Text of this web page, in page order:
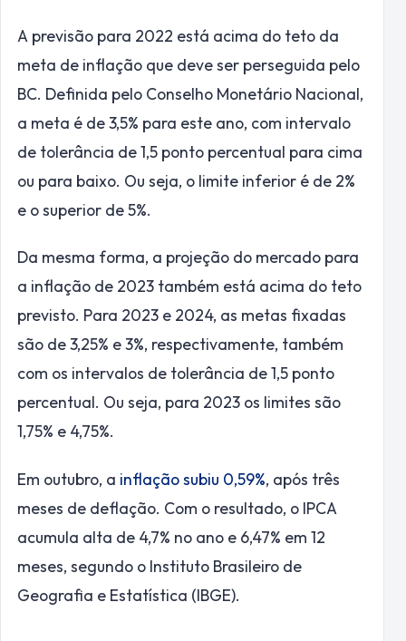
A previsão para 2022 está acima do teto da
meta de inflação que deve ser perseguida pelo
BC. Definida pelo Conselho Monetário Nacional,
a meta é de 3,5% para este ano, com intervalo
de tolerância de 1,5 ponto percentual para cima
ou para baixo. Ou seja, o limite inferior é de 2%
e o superior de 5%.
Da mesma forma, a projeção do mercado para
a inflação de 2023 também está acima do teto
previsto. Para 2023 e 2024, as metas fixadas
são de 3,25% e 3%, respectivamente, também
com os intervalos de tolerância de 1,5 ponto
percentual. Ou seja, para 2023 os limites são
1,75% e 4,75%.
Em outubro, a inflação subiu 0,59%, após três
meses de deflação. Com o resultado, o IPCA
acumula alta de 4,7% no ano e 6,47% em 12
meses, segundo o Instituto Brasileiro de
Geografia e Estatística (IBGE).